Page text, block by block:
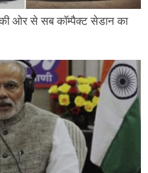
की ओर से सब कॉम्पैक्ट सेडान का